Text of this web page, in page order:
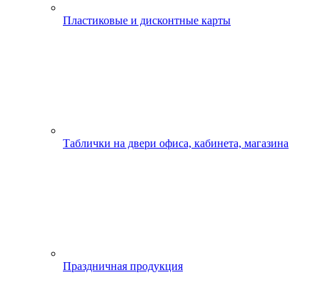
Пластиковые и дисконтные карты
Таблички на двери офиса, кабинета, магазина
Праздничная продукция